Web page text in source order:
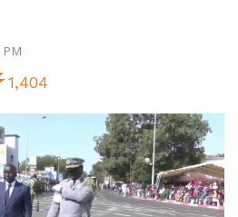
1,404